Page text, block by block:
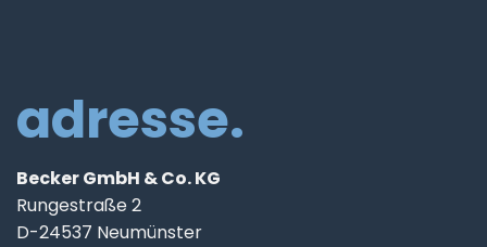
adresse.
Becker GmbH & Co. KG
Rungestraße 2
D-24537 Neumünster